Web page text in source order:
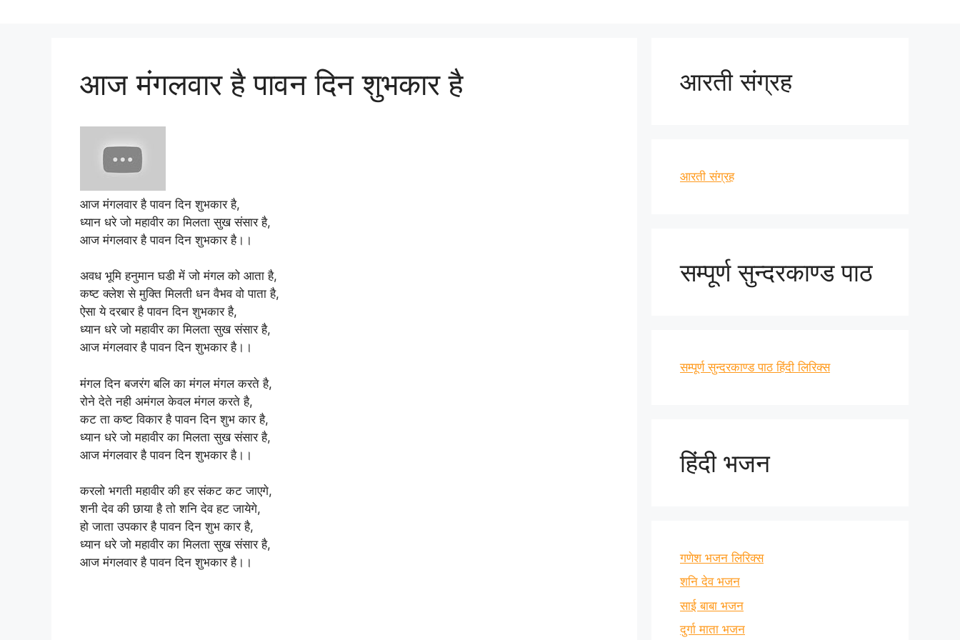
आज मंगलवार है पावन दिन शुभकार है
आज मंगलवार है पावन दिन शुभकार है,
ध्यान धरे जो महावीर का मिलता सुख संसार है,
आज मंगलवार है पावन दिन शुभकार है।।
अवध भूमि हनुमान घडी में जो मंगल को आता है,
कष्ट क्लेश से मुक्ति मिलती धन वैभव वो पाता है,
ऐसा ये दरबार है पावन दिन शुभकार है,
ध्यान धरे जो महावीर का मिलता सुख संसार है,
आज मंगलवार है पावन दिन शुभकार है।।
मंगल दिन बजरंग बलि का मंगल मंगल करते है,
रोने देते नही अमंगल केवल मंगल करते है,
कट ता कष्ट विकार है पावन दिन शुभ कार है,
ध्यान धरे जो महावीर का मिलता सुख संसार है,
आज मंगलवार है पावन दिन शुभकार है।।
करलो भगती महावीर की हर संकट कट जाएगे,
शनी देव की छाया है तो शनि देव हट जायेगे,
हो जाता उपकार है पावन दिन शुभ कार है,
ध्यान धरे जो महावीर का मिलता सुख संसार है,
आज मंगलवार है पावन दिन शुभकार है।।
आरती संग्रह
आरती संग्रह
सम्पूर्ण सुन्दरकाण्ड पाठ
सम्पूर्ण सुन्दरकाण्ड पाठ हिंदी लिरिक्स
हिंदी भजन
गणेश भजन लिरिक्स
शनि देव भजन
साई बाबा भजन
दुर्गा माता भजन